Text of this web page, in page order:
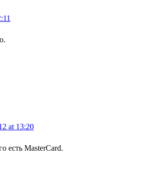
at 13:20
есть MasterCard.